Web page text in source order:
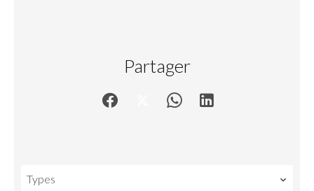
Partager
Types